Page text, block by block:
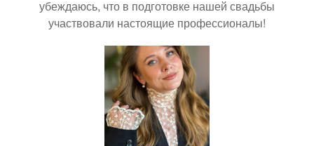
убеждаюсь, что в подготовке нашей свадьбы
участвовали настоящие профессионалы!